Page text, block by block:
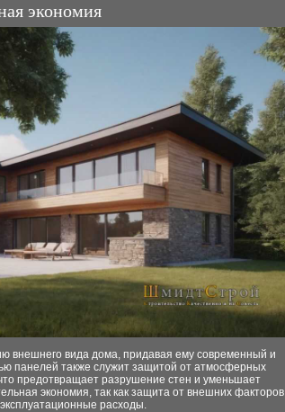
экономия
внешнего вида дома, придавая ему современный и
панелей также служит защитой от атмосферных
что предотвращает разрушение стен и уменьшает
экономия, так как защита от внешних факторов
расходы.